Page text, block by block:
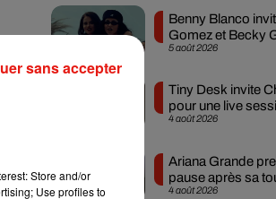
5 août 2026
Benny Blanco
Gomez et Becky
nouveau single
4 août 2026
Tiny Desk invite
pour une live
4 août 2026
Ariana Grande
pause après sa
mondiale
Store and/or
Use profiles to
sans accepter